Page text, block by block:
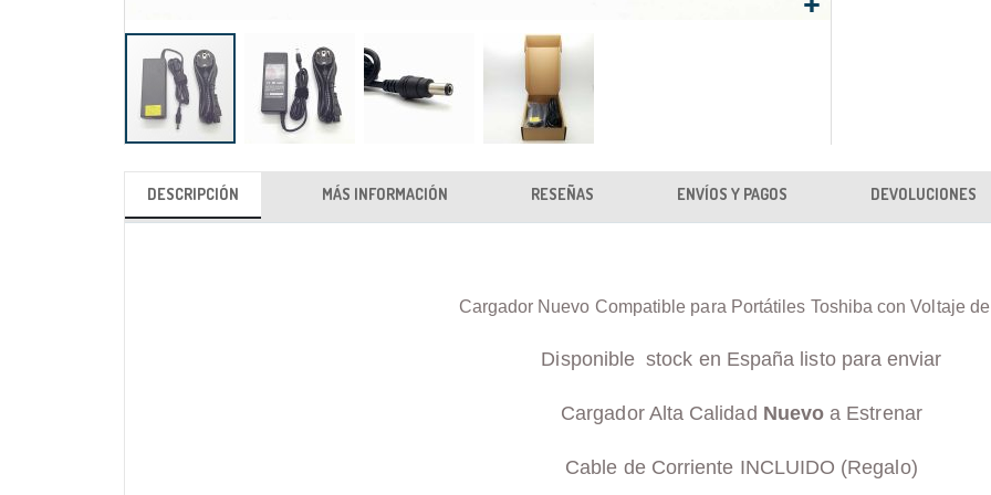
DESCRIPCIÓN
Cargador Nuevo Compatible para Portátiles Toshiba con Voltaje de
Disponible stock en España listo para enviar
Cargador Alta Calidad Nuevo a Estrenar
Cable de Corriente INCLUIDO (Regalo)
MÁS INFORMACIÓN RESEÑAS ENVÍOS Y PAGOS DEVOLUCIONES